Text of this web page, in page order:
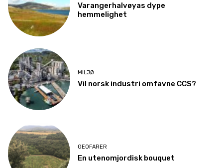
Varangerhalvøyas dype
hemmelighet
MILJØ
Vil norsk industri omfavne CCS?
GEOFARER
En utenomjordisk bouquet